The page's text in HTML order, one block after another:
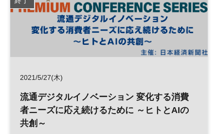
2021/5/27(木)
流通デジタルイノベーション 変化する消費
者ニーズに応え続けるために ～ヒトとAIの
共創～